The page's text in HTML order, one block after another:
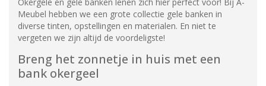
Meubel hebben we een grote collectie gele banken in
diverse tinten, opstellingen en materialen. En niet te
vergeten we zijn altijd de voordeligste!
Breng het zonnetje in huis met een
bank okergeel